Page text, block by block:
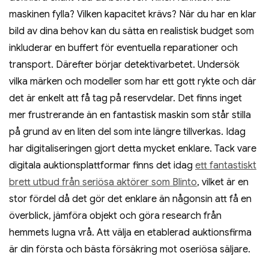
maskinen fylla? Vilken kapacitet krävs? När du har en klar
bild av dina behov kan du sätta en realistisk budget som
inkluderar en buffert för eventuella reparationer och
transport. Därefter börjar detektivarbetet. Undersök
vilka märken och modeller som har ett gott rykte och där
det är enkelt att få tag på reservdelar. Det finns inget
mer frustrerande än en fantastisk maskin som står stilla
på grund av en liten del som inte längre tillverkas. Idag
har digitaliseringen gjort detta mycket enklare. Tack vare
digitala auktionsplattformar finns det idag ett fantastiskt
brett utbud från seriösa aktörer som Blinto, vilket är en
stor fördel då det gör det enklare än någonsin att få en
överblick, jämföra objekt och göra research från
hemmets lugna vrå. Att välja en etablerad auktionsfirma
är din första och bästa försäkring mot oseriösa säljare.